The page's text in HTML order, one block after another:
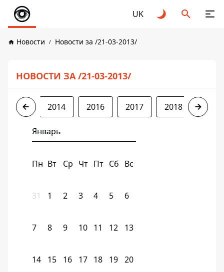
UK
Новости Новости за /21-03-2013/
НОВОСТИ ЗА /21-03-2013/
2013 2014 2016 2017 2018 2019
Январь
Пн Вт Ср Чт Пт Сб Вс
31 1 2 3 4 5 6
7 8 9 10 11 12 13
14 15 16 17 18 19 20